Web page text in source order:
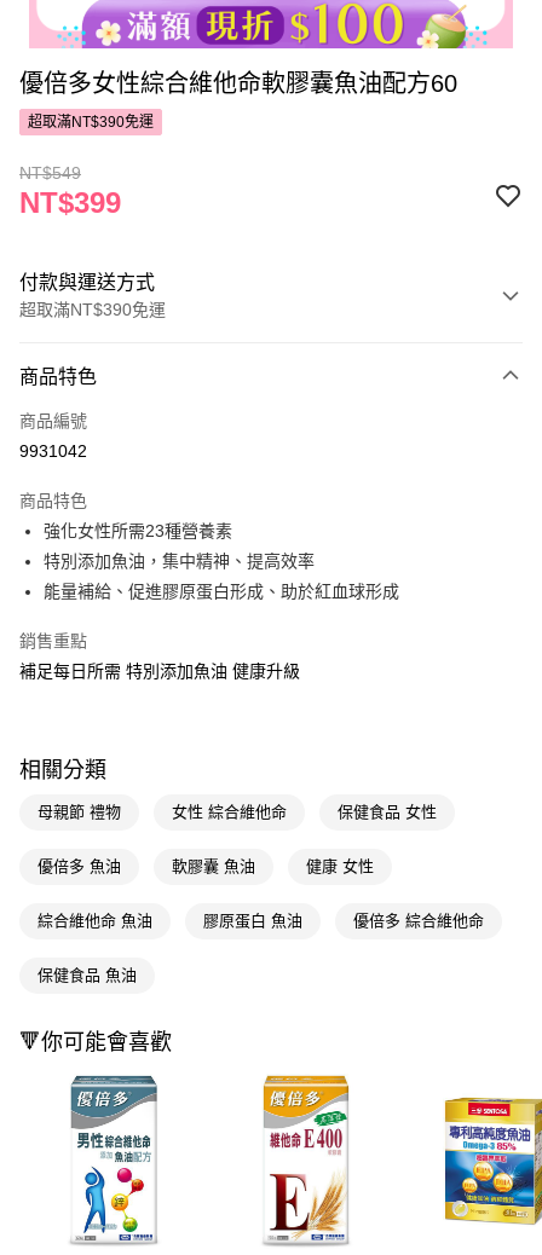
優倍多女性綜合維他命軟膠囊魚油配方60
超取滿NT$390免運
NT$549
NT$399
付款與運送方式
超取滿NT$390免運
POYA支付
信用卡一次付款
LINE Pay
Apple Pay
悠遊付
相關說明
【關於「AFTEE先享後付」】
１．簡單：不需註冊會員、不需綁卡、不需儲值。
３．安心：先確認商品／服務後，再付款。
１．於結帳方式選擇「AFTEE先享後付」後，將跳轉至「AFTEE先享後付」
３．收到繳費通知簡訊後14天內，點擊此簡訊中的連結，可透過四大超商／
※ 請注意：結帳手續完成當下不需立刻繳費，但若您需要取消訂單，請聯絡
購買商品的店家。未經商家同意取消之訂單仍視為有效，需透過AFTEE先享
後付繳納相關費用。
※ 交易是否成功請以「AFTEE先享後付 」之結帳頁面顯示為準，若有關於
是否繳費成功／繳費後需取消欲退款等相關疑問，請聯繫「AFTEE先享後付
客戶支援中心」https://netprotections.freshdesk.com/support/home
【注意事項】
即享券
全家取貨付款
每筆NT$65，滿NT$390(含以上)免運費
萊爾富取貨付款
每筆NT$65，滿NT$490(含以上)免運費
付款後萊爾富取貨
每筆NT$65，滿NT$490(含以上)免運費
7-11取貨付款
商品特色
商品編號
9931042
商品特色
強化女性所需23種營養素
特別添加魚油，集中精神、提高效率
能量補給、促進膠原蛋白形成、助於紅血球形成
銷售重點
補足每日所需 特別添加魚油 健康升級
相關分類
母親節 禮物 女性 綜合維他命 保健食品 女性
優倍多 魚油 軟膠囊 魚油 健康 女性
綜合維他命 魚油 膠原蛋白 魚油 優倍多 綜合維他命
保健食品 魚油
🔻你可能會喜歡